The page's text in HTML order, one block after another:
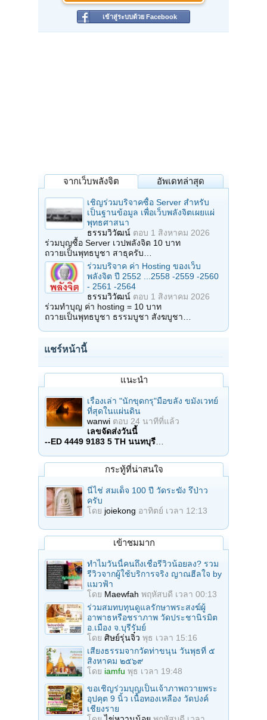
เข้าสู่ระบบด้วย Facebook
จากเว็บพลังจิต อัพเดทล่าสุด
เชิญร่วมบริจาคซื้อ Server สำหรับ
เป็นฐานข้อมูล เพื่อเว็บพลังจิตเผยแผ่
พุทธศาสนา
ธรรมวิวัฒน์ ตอบ 1 สิงหาคม 2026
ร่วมบุญซื้อ Server เวปพลังจิต 10 บาท
ถวายเป็นพุทธบูชา สาธุครับ…
ร่วมบริจาค ค่า Hosting ของเว็บ
พลังจิต ปี 2552 ...2558 -2559 -2560
- 2561 -2564
ธรรมวิวัฒน์ ตอบ 1 สิงหาคม 2026
ร่วมทำบุญ ค่า hosting = 10 บาท
ถวายเป็นพุทธบูชา ธรรมบูชา สังฆบูชา…
แชร์หน้านี้
แนะนำ
เรื่องเล่า "นักขุดกรุ"มือขลัง ขมังเวทย์
ที่สุดในแผ่นดิน
wanwi ตอบ 24 นาทีที่แล้ว
เลขจัดส่งวันนี้
--ED 4449 9183 5 TH นนทบุรี
กระทู้ที่น่าสนใจ
นี่ไช่ สมเด็จ 100 ปี วัดระฆัง รึป่าว
ครับ
โดย joiekong อาทิตย์ เวลา 12:13
เข้าชมมาก
ทำไมวันนี้คนถึงเชื่อรีวิวน้อยลง? รวม
รีวิวจากผู้ใช้บริการจริง ญาณฮีลใจ by
แมวฟ้า
โดย Maewfah พฤหัสบดี เวลา 00:13
ร่วมสมทบทุนดูแลรักษาพระสงฆ์ผู้
อาพาธหรือชราภาพ วัดประชานิรมิต
อ.เมือง จ.บุรีรัมย์
โดย ศิษย์รุ่นจิ๋ว พุธ เวลา 15:16
เสียงธรรมจากวัดท่าขนุน วันพุธที่ ๕
สิงหาคม ๒๕๖๙
โดย iamfu พุธ เวลา 19:48
ขอเชิญร่วมบุญเป็นเจ้าภาพถวายพระ
อุปคุต 9 นิ้ว เนื้อทองเหลือง วัดปงค์
เชียงราย